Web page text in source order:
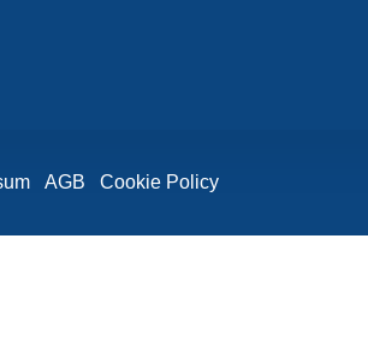
AGB Cookie Policy